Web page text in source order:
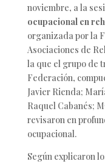
noviembre, a la
ocupacional en
organizada por la
Asociaciones de
la que el grupo de
Federación,
Javier Rienda;
Raquel Cabanés;
revisaron en
ocupacional.
Según explicaron